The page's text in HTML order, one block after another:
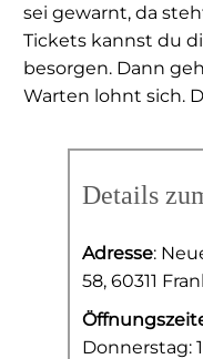
sei gewarnt, da
Tickets kannst du
besorgen. Dann
Warten lohnt sich.
Details
Adresse:
58, 60311
Donnerstag: